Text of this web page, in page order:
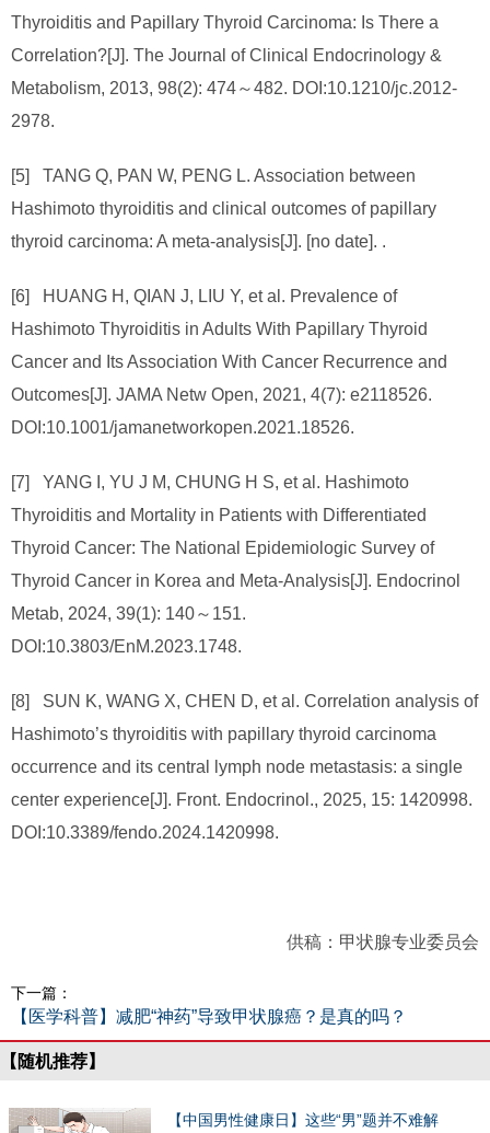
Thyroiditis and Papillary Thyroid Carcinoma: Is There a
Correlation?[J]. The Journal of Clinical Endocrinology &
Metabolism, 2013, 98(2): 474～482. DOI:10.1210/jc.2012-
2978.
[5] TANG Q, PAN W, PENG L. Association between
Hashimoto thyroiditis and clinical outcomes of papillary
thyroid carcinoma: A meta-analysis[J]. [no date]. .
[6] HUANG H, QIAN J, LIU Y, et al. Prevalence of
Hashimoto Thyroiditis in Adults With Papillary Thyroid
Cancer and Its Association With Cancer Recurrence and
Outcomes[J]. JAMA Netw Open, 2021, 4(7): e2118526.
DOI:10.1001/jamanetworkopen.2021.18526.
[7] YANG I, YU J M, CHUNG H S, et al. Hashimoto
Thyroiditis and Mortality in Patients with Differentiated
Thyroid Cancer: The National Epidemiologic Survey of
Thyroid Cancer in Korea and Meta-Analysis[J]. Endocrinol
Metab, 2024, 39(1): 140～151.
DOI:10.3803/EnM.2023.1748.
[8] SUN K, WANG X, CHEN D, et al. Correlation analysis of
Hashimoto’s thyroiditis with papillary thyroid carcinoma
occurrence and its central lymph node metastasis: a single
center experience[J]. Front. Endocrinol., 2025, 15: 1420998.
DOI:10.3389/fendo.2024.1420998.
供稿：甲状腺专业委员会
下一篇：
【医学科普】减肥“神药”导致甲状腺癌？是真的吗？
【随机推荐】
【中国男性健康日】这些“男”题并不难解